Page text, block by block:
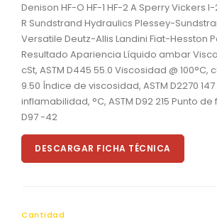
Denison HF-O HF-1 HF-2 A Sperry Vickers
R Sundstrand Hydraulics Plessey-
Versatile Deutz-Allis Landini Fiat-Hesston
Resultado Apariencia Líquido ambar
cSt, ASTM D445 55.0 Viscosidad @ 100°C,
9.50 Índice de viscosidad, ASTM D2270
inflamabilidad, °C, ASTM D92 215 Punto de
D97 -42
DESCARGAR FICHA TÉCNICA
Cantidad